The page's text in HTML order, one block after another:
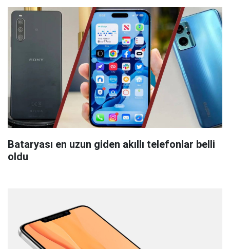
Bataryası en uzun giden akıllı telefonlar belli
oldu